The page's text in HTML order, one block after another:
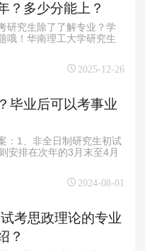
？多少分能上？
研究生除了了解专业？学
哦！华南理工大学研究生
2025-12-26
毕业后可以考事业
：1、非全日制研究生初试
安排在次年的3月末至4月
2024-08-01
考思政理论的专业
？